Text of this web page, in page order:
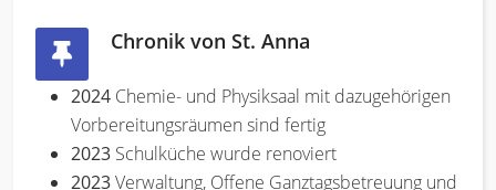
Chronik von St. Anna
2024 Chemie- und Physiksaal mit dazugehörigen
Vorbereitungsräumen sind fertig
2023 Schulküche wurde renoviert
2023Verwaltung, Offene Ganztagsbetreuung und